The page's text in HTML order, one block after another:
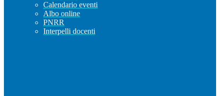
Calendario eventi
Albo online
PNRR
Interpelli docenti